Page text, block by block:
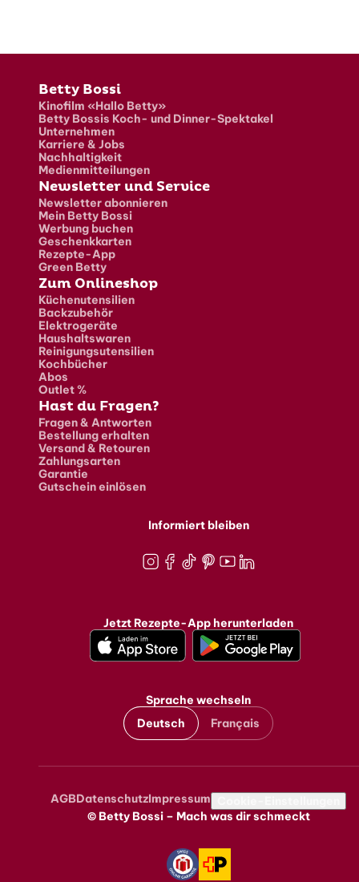
Fusszeile
Betty Bossi
Kinofilm «Hallo Betty»
Betty Bossis Koch- und Dinner-Spektakel
Unternehmen
Karriere & Jobs
Nachhaltigkeit
Medienmitteilungen
Newsletter und Service
Newsletter abonnieren
Mein Betty Bossi
Werbung buchen
Geschenkkarten
Rezepte-App
Green Betty
Zum Onlineshop
Küchenutensilien
Backzubehör
Elektrogeräte
Haushaltswaren
Reinigungsutensilien
Kochbücher
Abos
Outlet %
Hast du Fragen?
Fragen & Antworten
Bestellung erhalten
Versand & Retouren
Zahlungsarten
Garantie
Gutschein einlösen
Informiert bleiben
Jetzt Rezepte-App herunterladen
Sprache wechseln
Deutsch
Français
Metanavigation
AGBDatenschutzImpressum
© Betty Bossi – Mach was dir schmeckt